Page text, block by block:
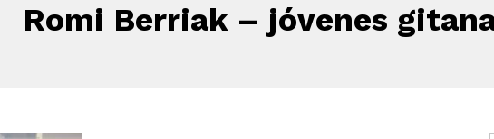
Romi Berriak – jóvenes